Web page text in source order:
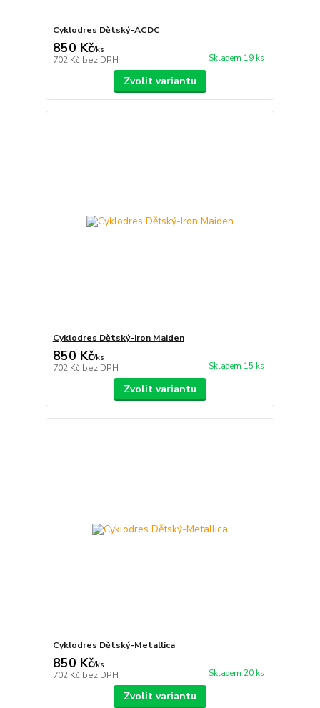
Cyklodres Dětský-ACDC
850 Kč/ks
702 Kč bez DPH Skladem 19 ks
Zvolit variantu
Cyklodres Dětský-Iron Maiden
850 Kč/ks
702 Kč bez DPH Skladem 15 ks
Zvolit variantu
Cyklodres Dětský-Metallica
850 Kč/ks
702 Kč bez DPH Skladem 20 ks
Zvolit variantu